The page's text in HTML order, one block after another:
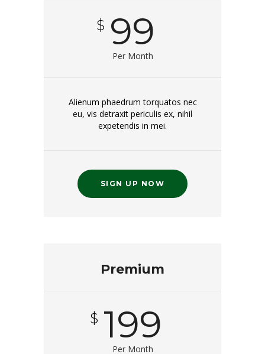
$ 99
Per Month
Alienum phaedrum torquatos nec
eu, vis detraxit periculis ex, nihil
expetendis in mei.
SIGN UP NOW
Premium
$ 199
Per Month